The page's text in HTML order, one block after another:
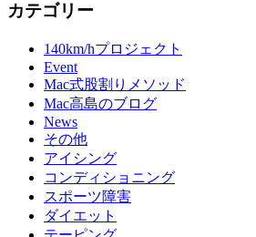
カテゴリー
140km/hプロジェクト
Event
Mac式股割りメソッド
Mac高島のブログ
News
その他
アイシング
コンディショニング
スポーツ障害
ダイエット